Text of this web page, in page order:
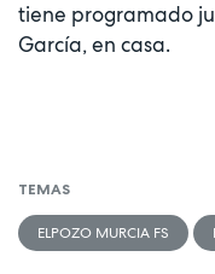
tiene programado
García, en casa.
TEMAS
ELPOZO MURCIA FS